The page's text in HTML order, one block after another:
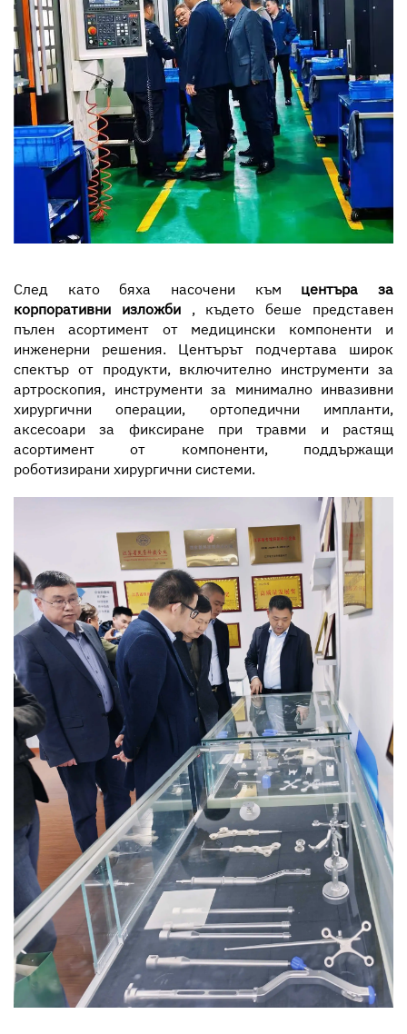
След като бяха насочени към центъра за
корпоративни изложби , където беше представен
пълен асортимент от медицински компоненти и
инженерни решения. Центърът подчертава широк
спектър от продукти, включително инструменти за
артроскопия, инструменти за минимално инвазивни
хирургични операции, ортопедични импланти,
аксесоари за фиксиране при травми и растящ
асортимент от компоненти, поддържащи
роботизирани хирургични системи.